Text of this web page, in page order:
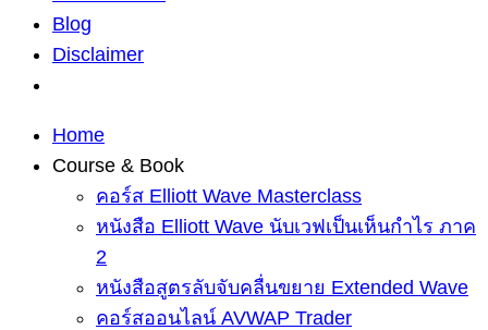
Blog
Disclaimer
Home
Course & Book
คอร์ส Elliott Wave Masterclass
หนังสือ Elliott Wave นับเวฟเป็นเห็นกำไร ภาค
2
หนังสือสูตรลับจับคลื่นขยาย Extended Wave
คอร์สออนไลน์ AVWAP Trader